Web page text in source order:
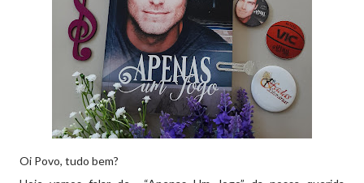
Oi Povo, tudo bem?